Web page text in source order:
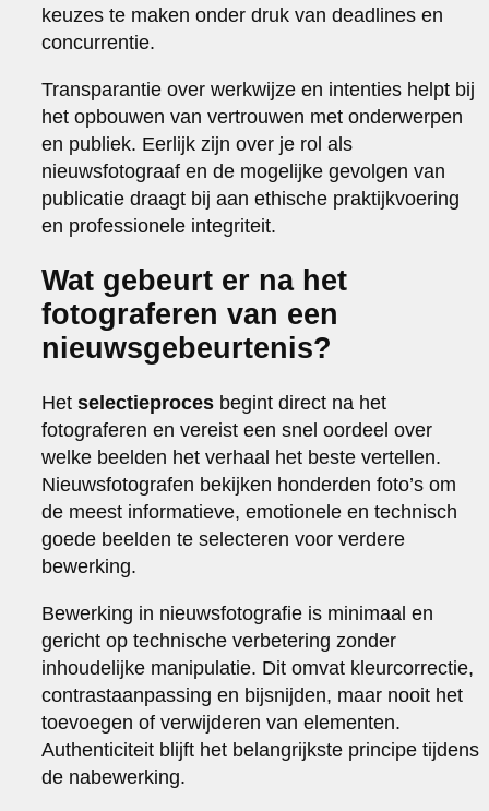
keuzes te maken onder druk van deadlines en
concurrentie.
Transparantie over werkwijze en intenties helpt bij
het opbouwen van vertrouwen met onderwerpen
en publiek. Eerlijk zijn over je rol als
nieuwsfotograaf en de mogelijke gevolgen van
publicatie draagt bij aan ethische praktijkvoering
en professionele integriteit.
Wat gebeurt er na het
fotograferen van een
nieuwsgebeurtenis?
Hetselectieproces begint direct na het
fotograferen en vereist een snel oordeel over
welke beelden het verhaal het beste vertellen.
Nieuwsfotografen bekijken honderden foto’s om
de meest informatieve, emotionele en technisch
goede beelden te selecteren voor verdere
bewerking.
Bewerking in nieuwsfotografie is minimaal en
gericht op technische verbetering zonder
inhoudelijke manipulatie. Dit omvat kleurcorrectie,
contrastaanpassing en bijsnijden, maar nooit het
toevoegen of verwijderen van elementen.
Authenticiteit blijft het belangrijkste principe tijdens
de nabewerking.